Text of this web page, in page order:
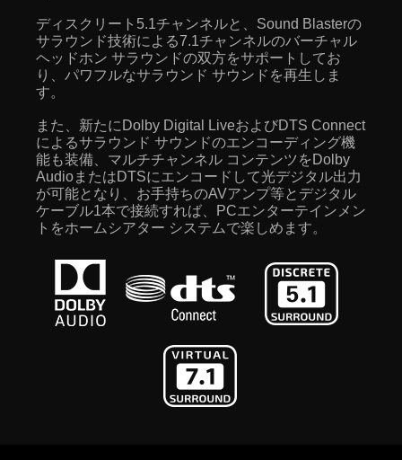
ディスクリート5.1チャンネルと、Sound Blasterの
サラウンド技術による7.1チャンネルのバーチャル
ヘッドホン サラウンドの双方をサポートしてお
り、パワフルなサラウンド サウンドを再生しま
す。
また、新たにDolby Digital LiveおよびDTS Connect
によるサラウンド サウンドのエンコーディング機
能も装備、マルチチャンネル コンテンツをDolby
AudioまたはDTSにエンコードして光デジタル出力
が可能となり、お手持ちのAVアンプ等とデジタル
ケーブル1本で接続すれば、PCエンターテインメン
トをホームシアター システムで楽しめます。